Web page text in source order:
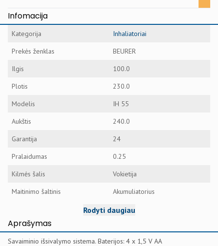
Infomacija
Kategorija
Inhaliatoriai
Prekės ženklas
BEURER
Ilgis
100.0
Plotis
230.0
Modelis
IH 55
Aukštis
240.0
Garantija
24
Pralaidumas
0.25
Kilmės šalis
Vokietija
Maitinimo šaltinis
Akumuliatorius
Rodyti daugiau
Aprašymas
Savaiminio išsivalymo sistema. Baterijos: 4 x 1,5 V AA